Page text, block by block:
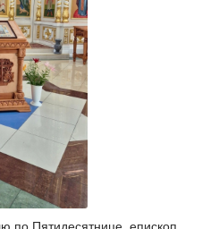
по Пятидесятнице, епископ